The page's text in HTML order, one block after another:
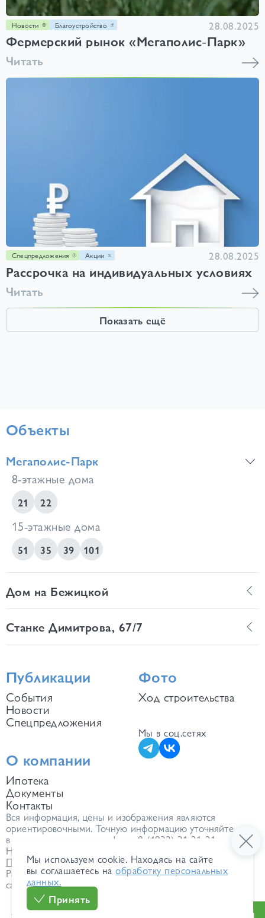
Мы используем cookie. Находясь на сайте
вы соглашаетесь наобработку персональных
данных.
Принять
Новости Благоустройство 28.08.2025
Фермерский рынок «Мегаполис-Парк»
Читать
Спецпредложения Акции 28.08.2025
Рассрочка на индивидуальных условиях
Читать
Показать ещё
Публикации
События
Новости
Спецпредложения
Фото
Ход строительства
О компании
Ипотека
Документы
Контакты
Объекты
Мегаполис-Парк
8-этажные дома
21 22
15-этажные дома
51 35 39 101
Дом на Бежицкой
Станке Димитрова, 67/7
Мы в соц.сетях
Вся информация, цены и изображения являются
ориентировочными. Точную информацию уточняйте
в отделе продаж по телефону: 8 (4832) 21-21-21
Не является публичной офертой.
Политика обработки персональных данных
Разработка
сайта